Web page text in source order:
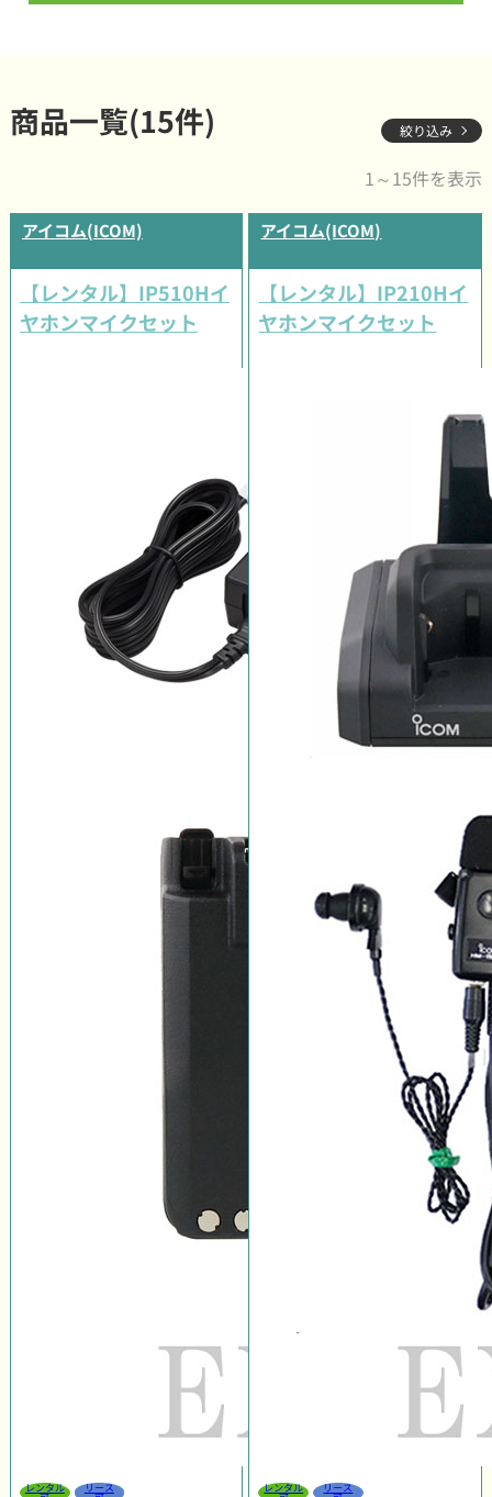
商品一覧(15件) 絞り込み
1～15件を表示
アイコム(ICOM)
【レンタル】IP510Hイ
ヤホンマイクセット
レンタル リース
アイコム(ICOM)
【レンタル】IP210Hイ
ヤホンマイクセット
レンタル リース